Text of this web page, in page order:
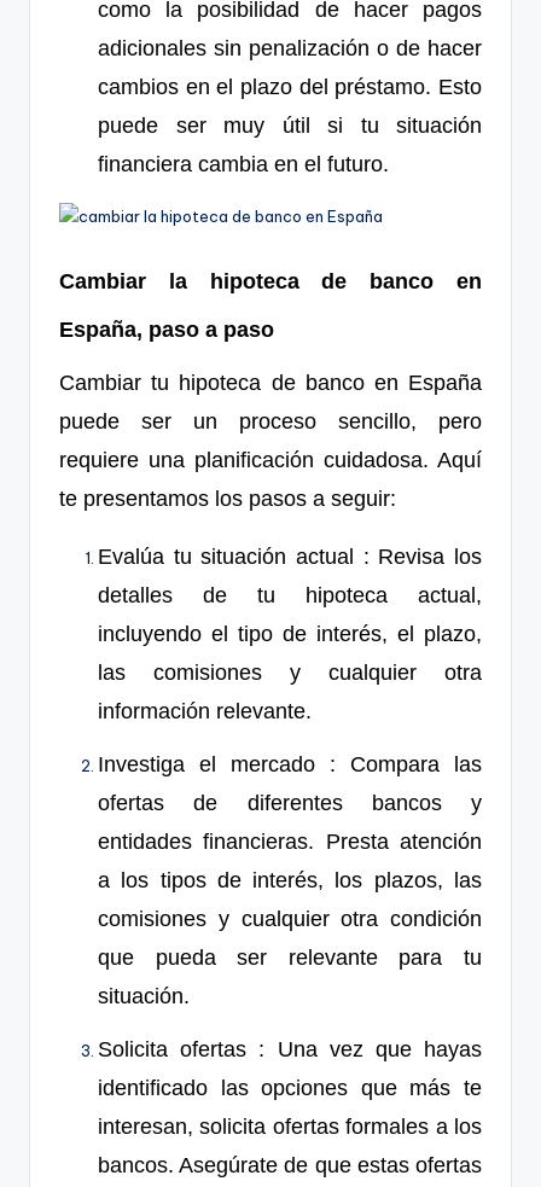
como la posibilidad de hacer pagos
adicionales sin penalización o de hacer
cambios en el plazo del préstamo. Esto
puede ser muy útil si tu situación
financiera cambia en el futuro.
Cambiar la hipoteca de banco en
España, paso a paso
Cambiar tu hipoteca de banco en España
puede ser un proceso sencillo, pero
requiere una planificación cuidadosa. Aquí
te presentamos los pasos a seguir:
Evalúa tu situación actual
: Revisa los
detalles de tu hipoteca actual,
incluyendo el tipo de interés, el plazo,
las comisiones y cualquier otra
información relevante.
Investiga el mercado
: Compara las
ofertas de diferentes bancos y
entidades financieras. Presta atención
a los tipos de interés, los plazos, las
comisiones y cualquier otra condición
que pueda ser relevante para tu
situación.
Solicita ofertas : Una vez que hayas
identificado las opciones que más te
interesan, solicita ofertas formales a los
bancos. Asegúrate de que estas ofertas